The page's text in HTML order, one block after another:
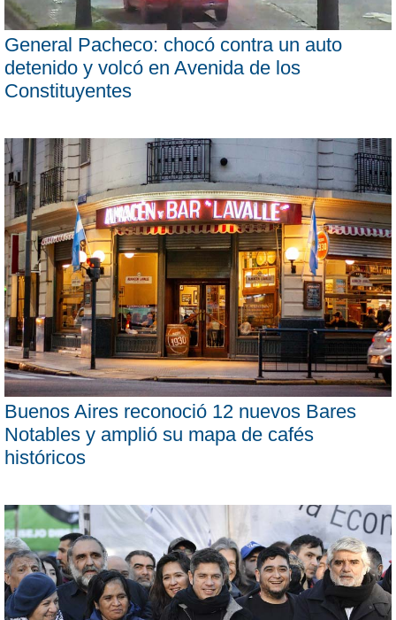
General Pacheco: chocó contra un auto
detenido y volcó en Avenida de los
Constituyentes
Buenos Aires reconoció 12 nuevos Bares
Notables y amplió su mapa de cafés
históricos